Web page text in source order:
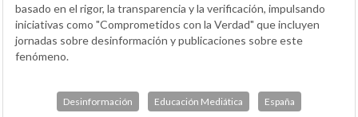
basado en el rigor, la transparencia y la verificación, impulsando
iniciativas como "Comprometidos con la Verdad" que incluyen
jornadas sobre desinformación y publicaciones sobre este
fenómeno.
Desinformación Educación Mediática España